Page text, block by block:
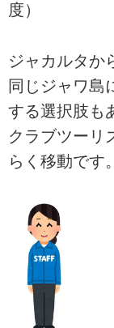
度）
ジャカルタか
同じジャワ島
する選択肢も
クラブツーリ
らく移動です。